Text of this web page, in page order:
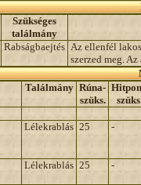
Szükséges
találmány
Rabságbaejtés Az ellenfél
szerzed meg.
Találmány Rúna-
szüks.
Lélekrablás 25 -
Lélekrablás 25 -